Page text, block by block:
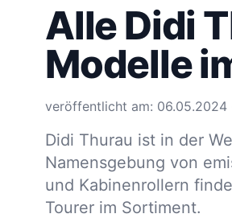
Alle Didi
Modelle
veröffentlicht am: 06.05.2024
Didi Thurau ist in der
Namensgebung von
und Kabinenrollern
Tourer im Sortiment.